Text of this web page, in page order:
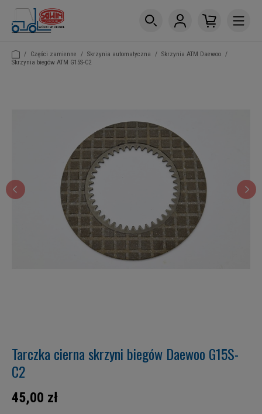
/ Części zamienne / Skrzynia automatyczna / Skrzynia ATM Daewoo /
Skrzynia biegów ATM G15S-C2
Tarczka cierna skrzyni biegów Daewoo G15S-
C2
45,00 zł